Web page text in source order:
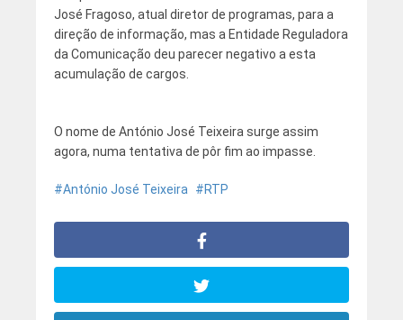
José Fragoso, atual diretor de programas, para a
direção de informação, mas a Entidade Reguladora
da Comunicação deu parecer negativo a esta
acumulação de cargos.
O nome de António José Teixeira surge assim
agora, numa tentativa de pôr fim ao impasse.
António José Teixeira RTP